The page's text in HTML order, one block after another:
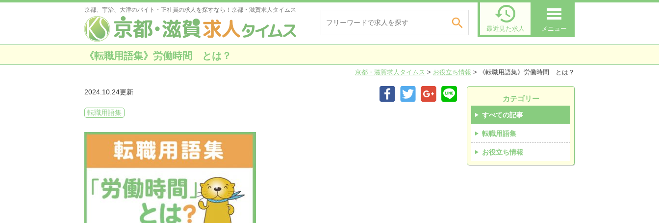
京都、宇治、大津のバイト・正社員の求人を探すなら！京都・滋賀求人タイムス
 
最近見た求人 メニュー
《転職用語集》労働時間 とは？
京都・滋賀求人タイムス > お役立ち情報 > 《転職用語集》労働時間 とは？
カテゴリー
すべての記事
転職用語集
お役立ち情報
2024.10.24更新
転職用語集